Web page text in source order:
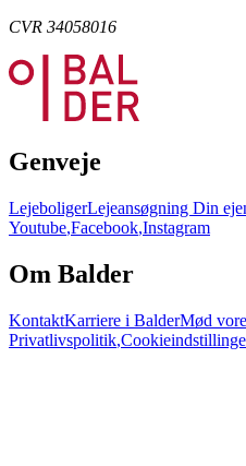
CVR 34058016
Genveje
LejeboligerLejeansøgning Din
Youtube,Facebook,Instagram
Om Balder
KontaktKarriere i BalderMød
Privatlivspolitik,